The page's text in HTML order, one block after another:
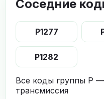
Соседние
P1277
P1282
Все коды группы P
трансмиссия